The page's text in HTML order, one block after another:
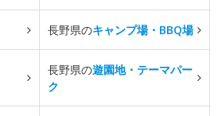
長野県のキャンプ場・BBQ場
長野県の遊園地・テーマパー
ク